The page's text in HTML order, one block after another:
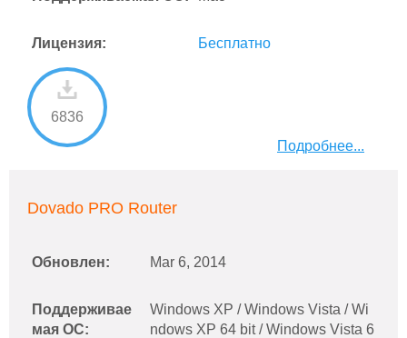
Лицензия: Бесплатно
6836
Подробнее...
Dovado PRO Router
Обновлен: Mar 6, 2014
Поддерживае
мая ОС:
Windows XP / Windows Vista / Wi
ndows XP 64 bit / Windows Vista 6